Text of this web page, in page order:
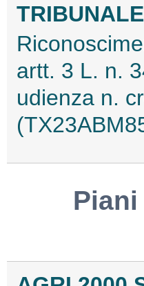
artt. 3 L. n.
udienza n.